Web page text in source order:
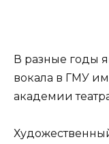
В разные годы
вокала в ГМУ
академии